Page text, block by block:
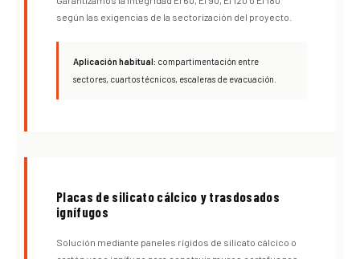
según las exigencias de la sectorización del proyecto.
Aplicación habitual: compartimentación entre
sectores, cuartos técnicos, escaleras de evacuación.
Placas de silicato cálcico y trasdosados
ignífugos
Solución mediante paneles rígidos de silicato cálcico o